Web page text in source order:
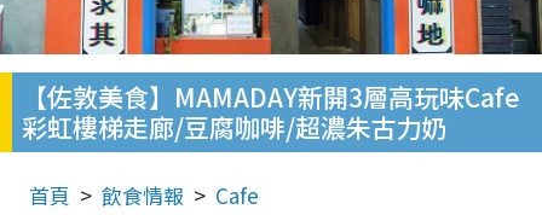
【佐敦美食】MAMADAY新開3層高玩味Cafe
彩虹樓梯走廊/豆腐咖啡/超濃朱古力奶
首頁 飲食情報 Cafe